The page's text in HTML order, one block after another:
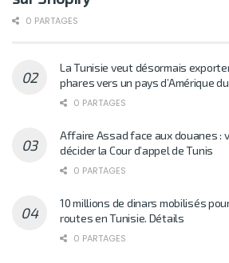
0 PARTAGES
La Tunisie veut désormais
phares vers un pays d’Amérique
0 PARTAGES
Affaire Assad face aux douanes :
décider la Cour d’appel de Tunis
0 PARTAGES
10 millions de dinars mobilisés
routes en Tunisie. Détails
0 PARTAGES